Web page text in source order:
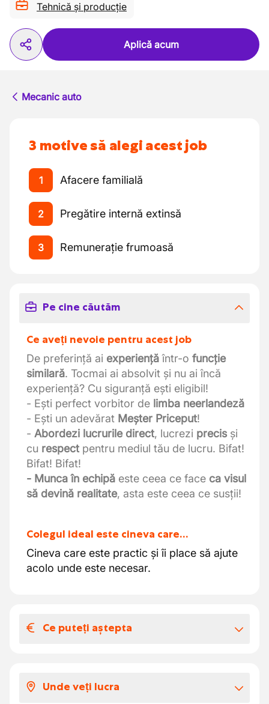
Tehnică și producție
Aplică acum
Mecanic auto
3 motive să alegi acest job
1 Afacere familială
2 Pregătire internă extinsă
3 Remunerație frumoasă
Pe cine căutăm
Ce aveți nevoie pentru acest job
De preferință ai experiențăîntr-o funcție
similară. Tocmai ai absolvit și nu ai încă
experiență? Cu siguranță ești eligibil!
- Ești perfect vorbitor de limba neerlandeză
- Ești un adevărat Meșter Priceput!
- Abordezi lucrurile direct, lucrezi precis și
cu respect pentru mediul tău de lucru. Bifat!
Bifat! Bifat!
- Munca în echipă este ceea ce face ca visul
să devină realitate, asta este ceea ce susții!
Colegul ideal este cineva care…
Cineva care este practic și îi place să ajute
acolo unde este necesar.
Ce puteți aștepta
Compensație frumoasă
- O funcție interesantă cu multă
Unde veți lucra